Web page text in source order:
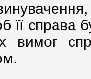
її справа
вимог